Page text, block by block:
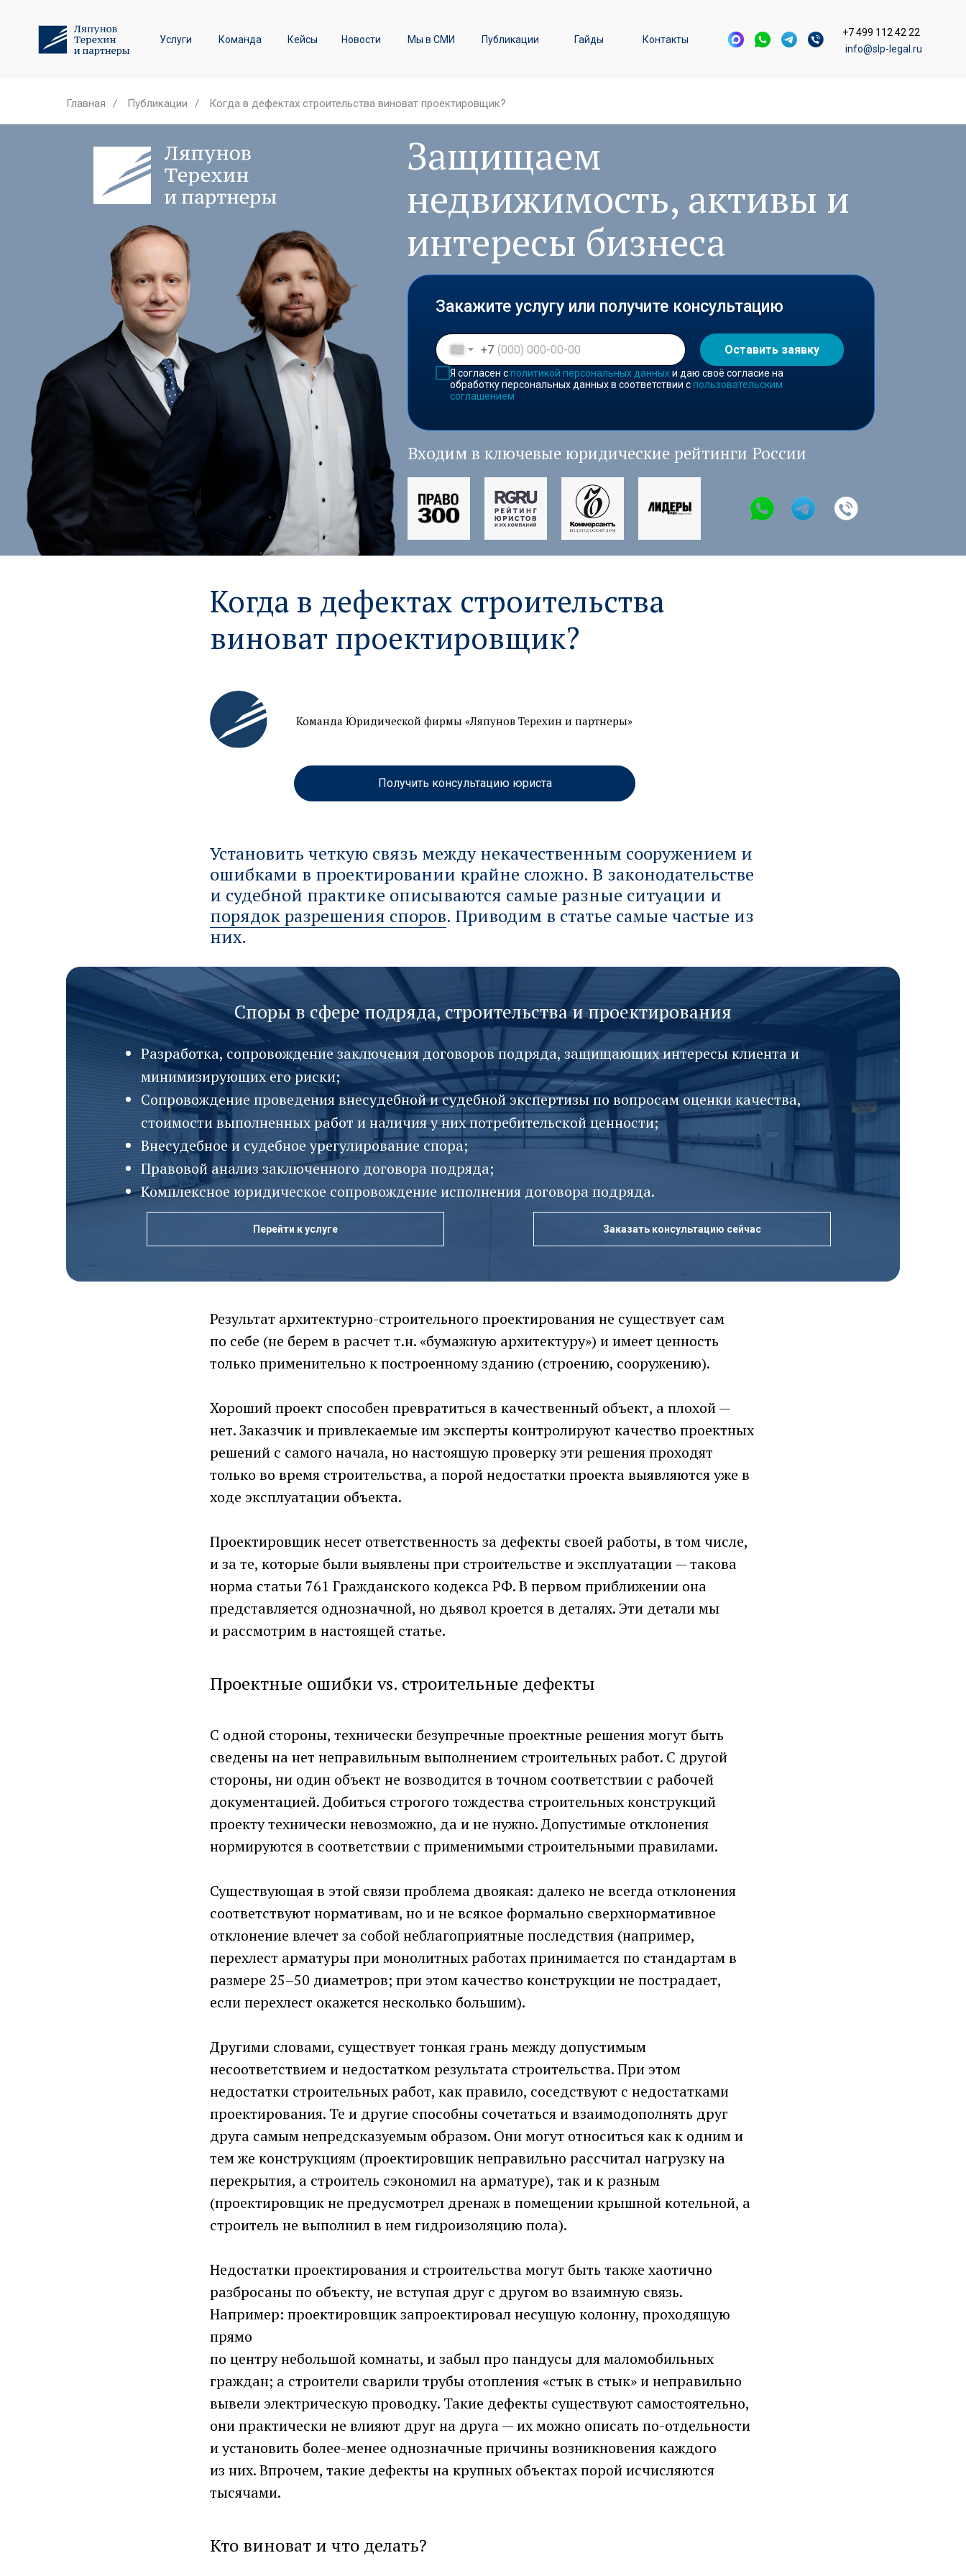
info@slp-legal.ru
+7 499 112 42 22
Команда
Услуги Мы в СМИ Публикации Гайды
Кейсы Новости Контакты
Железнодорожные перевозки
Лизинговые споры
Главная / Публикации / Когда в дефектах строительства виноват проектировщик?
Входим в ключевые юридические рейтинги России
+7
Я согласен сполитикой персональных данныхи даю своё согласие на
обработку персональных данных в соответствии спользовательским
соглашением
Оставить заявку
Закажите услугу или получите консультацию
Защищаем
недвижимость, активы и
интересы бизнеса
Когда в дефектах строительства
виноват проектировщик?
Команда Юридической фирмы «Ляпунов Терехин и партнеры»
Получить консультацию юриста
Установить четкую связь между некачественным сооружением и
ошибками в проектировании крайне сложно. В законодательстве
и судебной практике описываются самые разные ситуации и
порядок разрешения споров. Приводим в статье самые частые из
них.
Разработка, сопровождение заключения договоров подряда, защищающих интересы клиента и
минимизирующих его риски;
Сопровождение проведения внесудебной и судебной экспертизы по вопросам оценки качества,
стоимости выполненных работ и наличия у них потребительской ценности;
Внесудебное и судебное урегулирование спора;
Правовой анализ заключенного договора подряда;
Комплексное юридическое сопровождение исполнения договора подряда.
Споры в сфере подряда, строительства и проектирования
Перейти к услуге
Перейти к услуге Заказать консультацию сейчас
Заказать консультацию сейчас
Результат архитектурно-строительного проектирования не существует сам
по себе (не берем в расчет т.н. «бумажную архитектуру») и имеет ценность
только применительно к построенному зданию (строению, сооружению).
Хороший проект способен превратиться в качественный объект, а плохой —
нет. Заказчик и привлекаемые им эксперты контролируют качество проектных
решений с самого начала, но настоящую проверку эти решения проходят
только во время строительства, а порой недостатки проекта выявляются уже в
ходе эксплуатации объекта.
Проектировщик несет ответственность за дефекты своей работы, в том числе,
и за те, которые были выявлены при строительстве и эксплуатации — такова
норма статьи 761 Гражданского кодекса РФ. В первом приближении она
представляется однозначной, но дьявол кроется в деталях. Эти детали мы
и рассмотрим в настоящей статье.
Проектные ошибки vs. строительные дефекты
С одной стороны, технически безупречные проектные решения могут быть
сведены на нет неправильным выполнением строительных работ. С другой
стороны, ни один объект не возводится в точном соответствии с рабочей
документацией. Добиться строгого тождества строительных конструкций
проекту технически невозможно, да и не нужно. Допустимые отклонения
нормируются в соответствии с применимыми строительными правилами.
Существующая в этой связи проблема двоякая: далеко не всегда отклонения
соответствуют нормативам, но и не всякое формально сверхнормативное
отклонение влечет за собой неблагоприятные последствия (например,
перехлест арматуры при монолитных работах принимается по стандартам в
размере 25–50 диаметров; при этом качество конструкции не пострадает,
если перехлест окажется несколько большим).
Другими словами, существует тонкая грань между допустимым
несоответствием и недостатком результата строительства. При этом
недостатки строительных работ, как правило, соседствуют с недостатками
проектирования. Те и другие способны сочетаться и взаимодополнять друг
друга самым непредсказуемым образом. Они могут относиться как к одним и
тем же конструкциям (проектировщик неправильно рассчитал нагрузку на
перекрытия, а строитель сэкономил на арматуре), так и к разным
(проектировщик не предусмотрел дренаж в помещении крышной котельной, а
строитель не выполнил в нем гидроизоляцию пола).
Недостатки проектирования и строительства могут быть также хаотично
разбросаны по объекту, не вступая друг с другом во взаимную связь.
Например: проектировщик запроектировал несущую колонну, проходящую
прямо
по центру небольшой комнаты, и забыл про пандусы для маломобильных
граждан; а строители сварили трубы отопления «стык в стык» и неправильно
вывели электрическую проводку. Такие дефекты существуют самостоятельно,
они практически не влияют друг на друга — их можно описать по-отдельности
и установить более-менее однозначные причины возникновения каждого
из них. Впрочем, такие дефекты на крупных объектах порой исчисляются
тысячами.
Кто виноват и что делать?